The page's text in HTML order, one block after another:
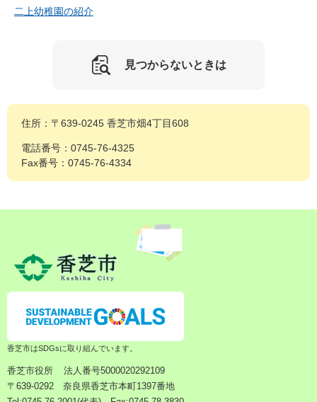
二上幼稚園の紹介
見つからないときは
住所：〒639-0245 香芝市畑4丁目608
電話番号：0745-76-4325
Fax番号：0745-76-4334
香芝市はSDGsに取り組んでいます。
香芝市役所
法人番号5000020292109
〒639-0292 奈良県香芝市本町1397番地